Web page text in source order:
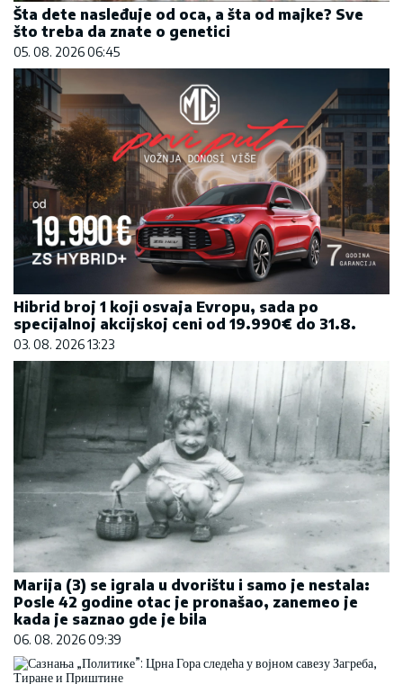
Šta dete nasleđuje od oca, a šta od majke? Sve
što treba da znate o genetici
05. 08. 2026 06:45
Hibrid broj 1 koji osvaja Evropu, sada po
specijalnoj akcijskoj ceni od 19.990€ do 31.8.
03. 08. 2026 13:23
Marija (3) se igrala u dvorištu i samo je nestala:
Posle 42 godine otac je pronašao, zanemeo je
kada je saznao gde je bila
06. 08. 2026 09:39